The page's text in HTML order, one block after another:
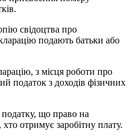
свідоцтва про
подають батьки або
з місця роботи про
податок з доходів фізичних
що право на
отримує заробітну плату.